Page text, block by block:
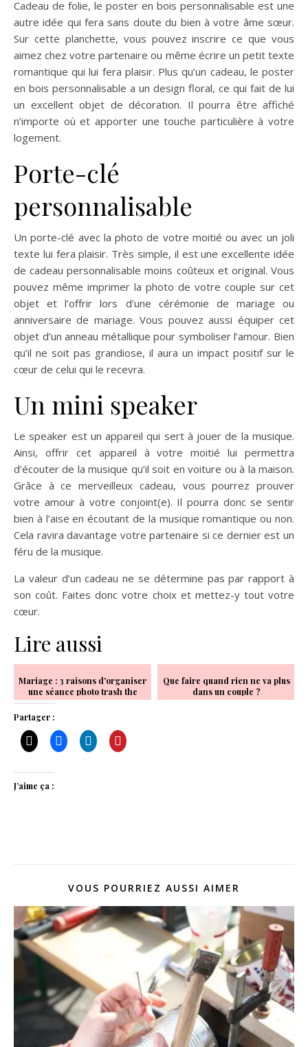
Cadeau de folie, le poster en bois personnalisable est une
autre idée qui fera sans doute du bien à votre âme sœur.
Sur cette planchette, vous pouvez inscrire ce que vous
aimez chez votre partenaire ou même écrire un petit texte
romantique qui lui fera plaisir. Plus qu’un cadeau, le poster
en bois personnalisable a un design floral, ce qui fait de lui
un excellent objet de décoration. Il pourra être affiché
n’importe où et apporter une touche particulière à votre
logement.
Porte-clé
personnalisable
Un porte-clé avec la photo de votre moitié ou avec un joli
texte lui fera plaisir. Très simple, il est une excellente idée
de cadeau personnalisable moins coûteux et original. Vous
pouvez même imprimer la photo de votre couple sur cet
objet et l’offrir lors d’une cérémonie de mariage ou
anniversaire de mariage. Vous pouvez aussi équiper cet
objet d’un anneau métallique pour symboliser l’amour. Bien
qu’il ne soit pas grandiose, il aura un impact positif sur le
cœur de celui qui le recevra.
Un mini speaker
Le speaker est un appareil qui sert à jouer de la musique.
Ainsi, offrir cet appareil à votre moitié lui permettra
d’écouter de la musique qu’il soit en voiture ou à la maison.
Grâce à ce merveilleux cadeau, vous pourrez prouver
votre amour à votre conjoint(e). Il pourra donc se sentir
bien à l’aise en écoutant de la musique romantique ou non.
Cela ravira davantage votre partenaire si ce dernier est un
féru de la musique.
La valeur d’un cadeau ne se détermine pas par rapport à
son coût. Faites donc votre choix et mettez-y tout votre
cœur.
Lire aussi
Mariage : 3 raisons d'organiser
une séance photo trash the
dress
Que faire quand rien ne va plus
dans un couple ?
Partager :
J’aime ça :
VOUS POURRIEZ AUSSI AIMER